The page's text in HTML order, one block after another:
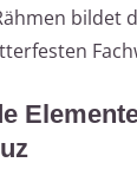
bildet